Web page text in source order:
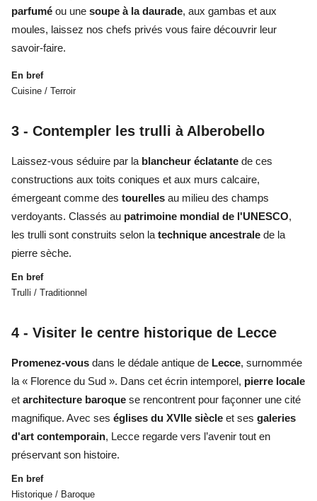
parfumé ou une soupe à la daurade, aux gambas et aux
moules, laissez nos chefs privés vous faire découvrir leur
savoir-faire.
En bref
Cuisine / Terroir
3 - Contempler les trulli à Alberobello
Laissez-vous séduire par la blancheur éclatante de ces
constructions aux toits coniques et aux murs calcaire,
émergeant comme des tourelles au milieu des champs
verdoyants. Classés au patrimoine mondial de l'UNESCO,
les trulli sont construits selon la technique ancestrale de la
pierre sèche.
En bref
Trulli / Traditionnel
4 - Visiter le centre historique de Lecce
Promenez-vous dans le dédale antique de Lecce, surnommée
la « Florence du Sud ». Dans cet écrin intemporel, pierre locale
et architecture baroque se rencontrent pour façonner une cité
magnifique. Avec ses églises du XVIIe siècle et ses galeries
d'art contemporain, Lecce regarde vers l’avenir tout en
préservant son histoire.
En bref
Historique / Baroque